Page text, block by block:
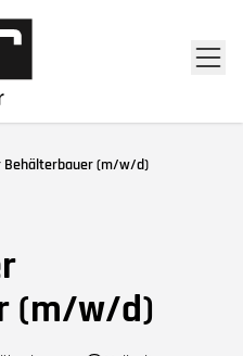
Behälterbauer (m/w/d)
(m/w/d)